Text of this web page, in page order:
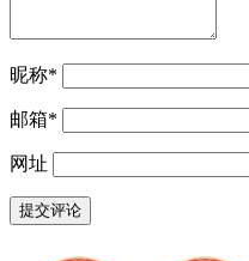
昵称*
邮箱*
网址